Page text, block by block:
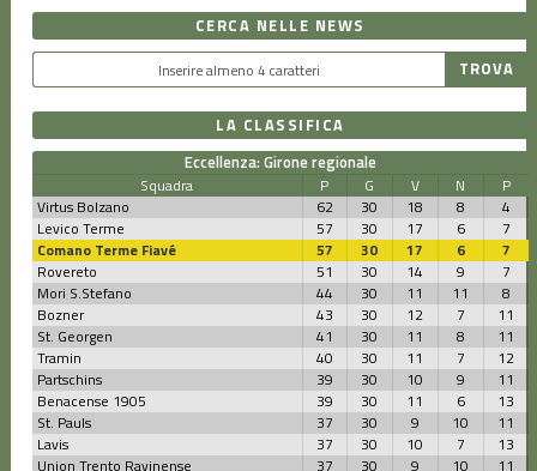
CERCA NELLE NEWS
LA CLASSIFICA
Eccellenza: Girone regionale
Squadra P G V N
P
Virtus Bolzano
62 30 18 8
4
Levico Terme
57 30 17 6
7
Comano Terme Fiavé
57 30 17 6
7
Rovereto
51 30 14 9
7
Mori S.Stefano
44 30 11 11
8
Bozner
43 30 12 7
11
St. Georgen
41 30 11 8
11
Tramin
40 30 11 7
12
Partschins
39 30 10 9
11
Benacense 1905
39 30 11 6
13
St. Pauls
37 30 9 10
11
Lavis
37 30 10 7
13
Union Trento Ravinense
37 30 9 10
11